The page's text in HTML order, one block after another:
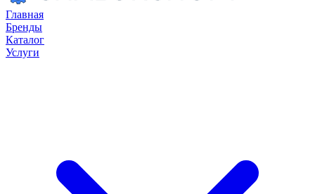
Главная
Бренды
Каталог
Услуги